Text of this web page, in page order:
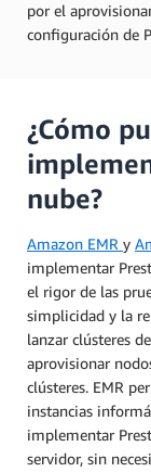
por el
configuración de
¿Cómo
nube?
Amazon EMR y
implementar
el rigor de las
simplicidad y la
lanzar clústeres
aprovisionar
clústeres. EMR
instancias
implementar
servidor, sin